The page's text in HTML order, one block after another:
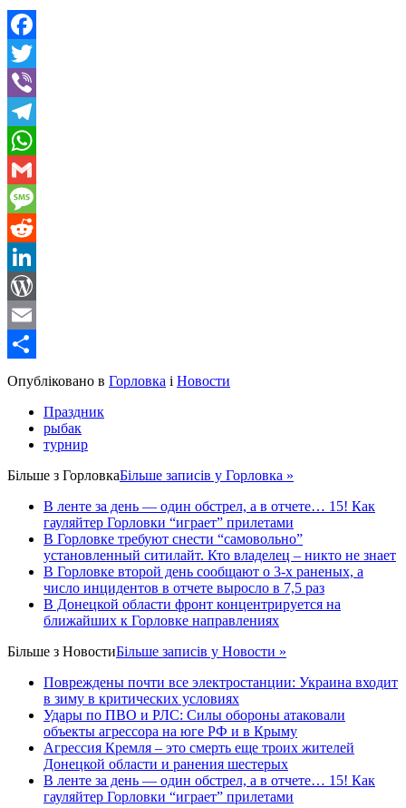
Facebook
Twitter
Viber
Telegram
WhatsApp
Gmail
Message
Reddit
LinkedIn
WordPress
Email
Share
Опубліковано в Горловка і Новости
Праздник
рыбак
турнир
Більше з ГорловкаБільше записів у Горловка »
В ленте за день — один обстрел, а в отчете… 15! Как
гауляйтер Горловки “играет” прилетами
В Горловке требуют снести “самовольно”
установленный ситилайт. Кто владелец – никто не знает
В Горловке второй день сообщают о 3-х раненых, а
число инцидентов в отчете выросло в 7,5 раз
В Донецкой области фронт концентрируется на
ближайших к Горловке направлениях
Більше з НовостиБільше записів у Новости »
Повреждены почти все электростанции: Украина входит
в зиму в критических условиях
Удары по ПВО и РЛС: Силы обороны атаковали
объекты агрессора на юге РФ и в Крыму
Агрессия Кремля – это смерть еще троих жителей
Донецкой области и ранения шестерых
В ленте за день — один обстрел, а в отчете… 15! Как
гауляйтер Горловки “играет” прилетами